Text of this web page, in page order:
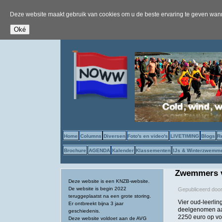
Deze website maakt gebruik van cookies om u de beste ervaring te geven
Home Columns Diversen Foto's en video's LIVETIMING Blogs
Brochure AGENDA Kalender Klassementen IJs &
Deze website is een KNZB-website.
De website is begin 2022
teruggeplaatst na een grote storing.
Er ontbreekt bijna 3 jaar
geschiedenis.
Deze website voldoet aan de AVG
Zwemmers
Gepubliceerd
Vier oud-
deelgenomen
2250 euro op